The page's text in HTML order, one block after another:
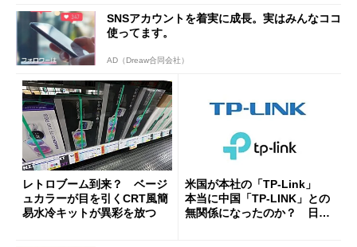
SNSアカウントを着実に成長。実はみんなココ
使ってます。
AD（Dreaw合同会社）
レトロブーム到来？ ベージ
ュカラーが目を引くCRT風簡
易水冷キットが異彩を放つ
米国が本社の「TP-Link」
本当に中国「TP-LINK」との
無関係になったのか？ 日本